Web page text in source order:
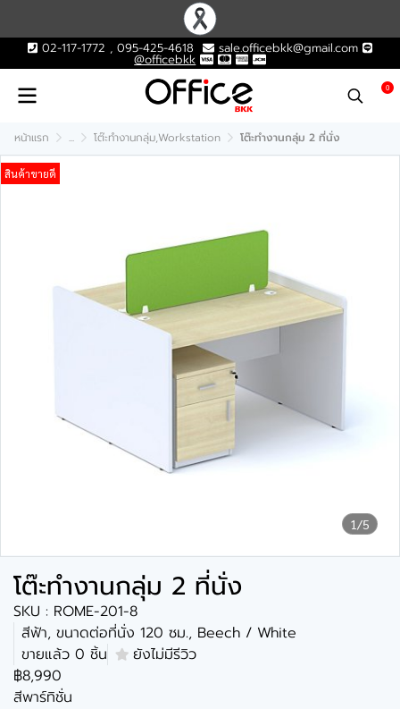
02-117-1772 , 095-425-4618 sale.officebkk@gmail.com
@officebkk
0
หน้าแรก ... โต๊ะทำงานกลุ่ม,Workstation โต๊ะทำงานกลุ่ม 2 ที่นั่ง
1/5
สินค้าขายดี
โต๊ะทำงานกลุ่ม 2 ที่นั่ง
SKU : ROME-201-8
สีฟ้า, ขนาดต่อที่นั่ง 120 ซม., Beech / White
ขายแล้ว 0 ชิ้น
ยังไม่มีรีวิว
฿8,990
สีพาร์ทิชั่น